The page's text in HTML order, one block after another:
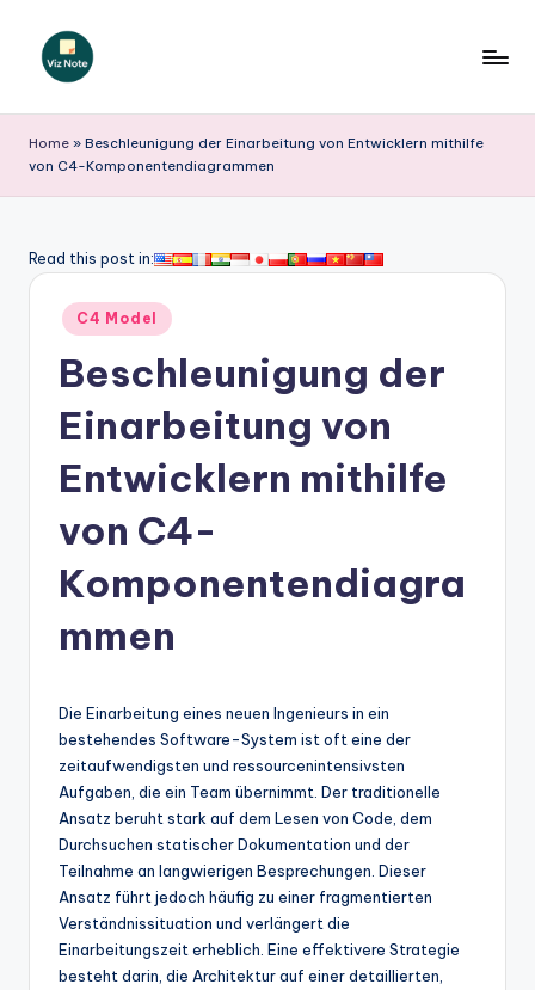
iz
N
t
m
si
&
S
Home » Beschleunigung der Einarbeitung von Entwicklern mithilfe
von C4-Komponentendiagrammen
Read this post in:
Posted
in
C4 Model
Beschleunigung der
Einarbeitung von
Entwicklern mithilfe
von C4-
Komponentendiagra
mmen
Die Einarbeitung eines neuen Ingenieurs in ein
bestehendes Software-System ist oft eine der
zeitaufwendigsten und ressourcenintensivsten
Aufgaben, die ein Team übernimmt. Der traditionelle
Ansatz beruht stark auf dem Lesen von Code, dem
Durchsuchen statischer Dokumentation und der
Teilnahme an langwierigen Besprechungen. Dieser
Ansatz führt jedoch häufig zu einer fragmentierten
Verständnissituation und verlängert die
Einarbeitungszeit erheblich. Eine effektivere Strategie
besteht darin, die Architektur auf einer detaillierten,